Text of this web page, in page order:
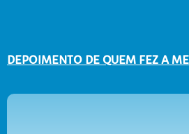
DEPOIMENTO DE QUEM FEZ A